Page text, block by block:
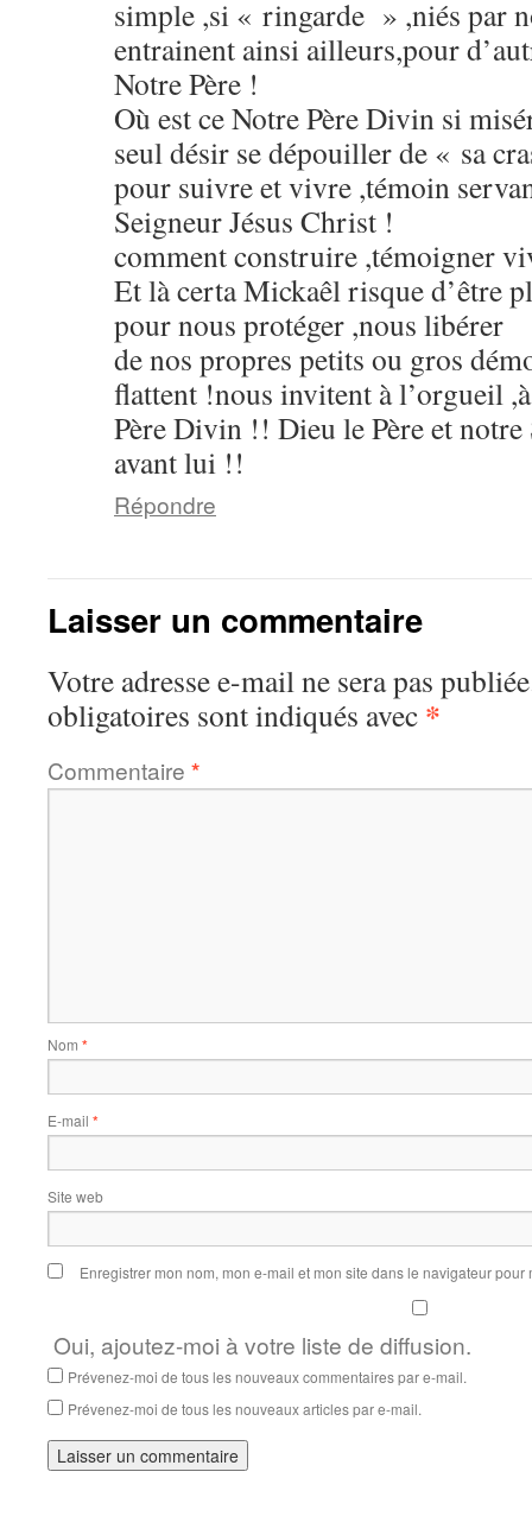
simple ,si « ringarde » ,niés par
entrainent ainsi ailleurs,pour
Notre Père !
Où est ce Notre Père Divin si
seul désir se dépouiller de « sa
pour suivre et vivre ,témoin
Seigneur Jésus Christ !
comment construire ,témoigner
Et là certa Mickaêl risque d’être
pour nous protéger ,nous libérer
de nos propres petits ou gros
flattent !nous invitent à l’orgueil
Père Divin !! Dieu le Père et
avant lui !!
Répondre
Laisser un commentaire
Votre adresse e-mail ne sera pas
obligatoires sont indiqués avec *
Commentaire *
Nom *
E-mail *
Site web
Enregistrer mon nom, mon e-mail et mon site dans le navigateur
Oui, ajoutez-moi à votre liste de diffusion.
Prévenez-moi de tous les nouveaux commentaires par e-mail.
Prévenez-moi de tous les nouveaux articles par e-mail.